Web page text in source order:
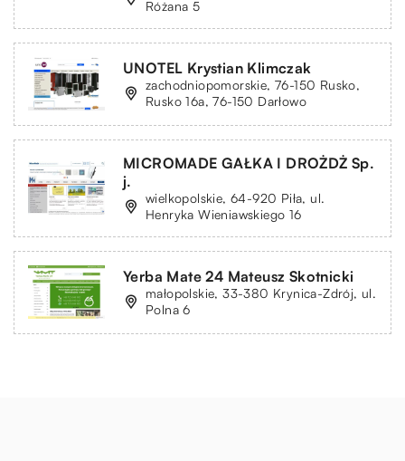
Różana 5
UNOTEL Krystian Klimczak
zachodniopomorskie, 76-150 Rusko,
Rusko 16a, 76-150 Darłowo
MICROMADE GAŁKA I DROŻDŻ Sp.
j.
wielkopolskie, 64-920 Piła, ul.
Henryka Wieniawskiego 16
Yerba Mate 24 Mateusz Skotnicki
małopolskie, 33-380 Krynica-Zdrój, ul.
Polna 6